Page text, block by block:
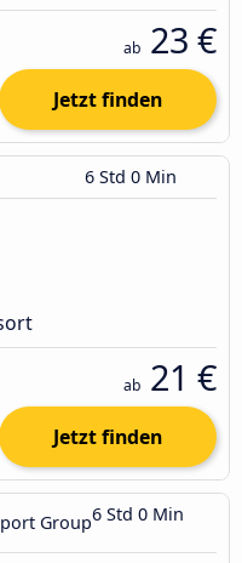
ab 23 €
Jetzt finden
6 Std 0 Min
ab 21 €
Jetzt finden
Group6 Std 0 Min